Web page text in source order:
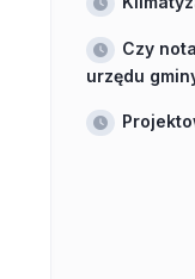
Czy
urzędu